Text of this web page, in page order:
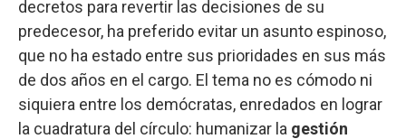
decretos para revertir las decisiones de su
predecesor, ha preferido evitar un asunto espinoso,
que no ha estado entre sus prioridades en sus más
de dos años en el cargo. El tema no es cómodo ni
siquiera entre los demócratas, enredados en lograr
la cuadratura del círculo: humanizar la gestión